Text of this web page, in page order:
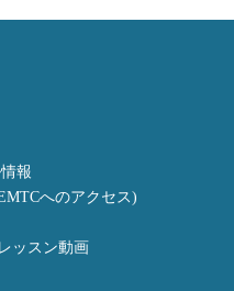
報
へのアクセス)
ッスン動画